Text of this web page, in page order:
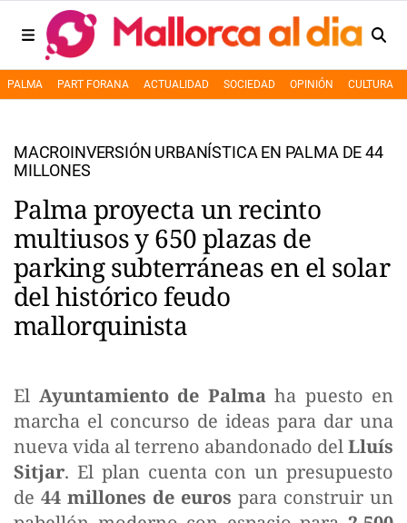
PALMA PART FORANA ACTUALIDAD SOCIEDAD OPINIÓN CULTURA
MACROINVERSIÓN URBANÍSTICA EN PALMA DE 44
MILLONES
Palma proyecta un recinto
multiusos y 650 plazas de
parking subterráneas en el solar
del histórico feudo
mallorquinista
El Ayuntamiento de Palmaha puesto en
marcha el concurso de ideas para dar una
nueva vida al terreno abandonado delLluís
Sitjar. El plan cuenta con un presupuesto
de 44 millones de euros para construir un